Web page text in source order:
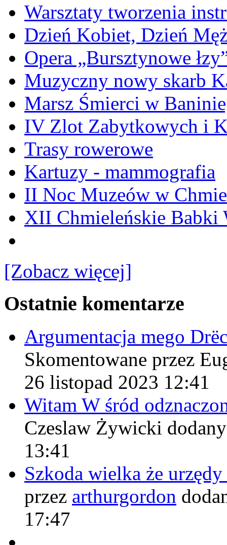
Warsztaty tworzenia
Dzień Kobiet, Dzień
Opera „Bursztynowe
Muzyczny nowy skarb
Marsz Śmierci w
IV Zlot Zabytkowych i
Trasy rowerowe
Kartuzy - mammografia
II Noc Muzeów w
XII Chmieleńskie Babki
[Zobacz więcej]
Ostatnie komentarze
Argumentacja mego
Skomentowane przez
26 listopad 2023 12:41
Witam W śród
Czeslaw Żywicki
13:41
Szkoda wielka że
przez arthurgordon
17:47